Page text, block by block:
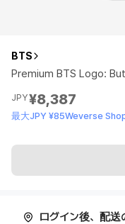
BTS
Premium BTS Logo:
JPY¥8,387
最大JPY ¥85Weverse
ログイン後、配送